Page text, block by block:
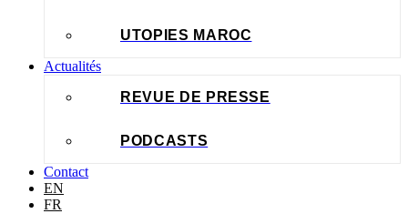
UTOPIES MAROC
Actualités
REVUE DE PRESSE
PODCASTS
Contact
EN
FR